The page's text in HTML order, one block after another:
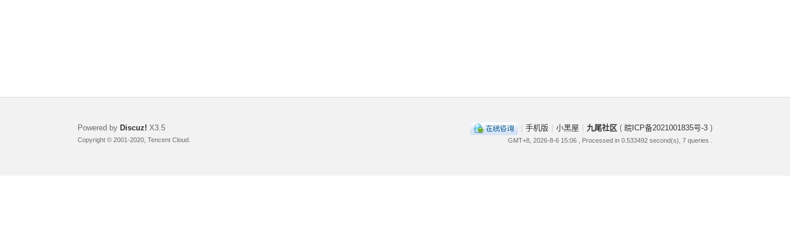
手机版 小黑屋 九尾社区 ( 皖ICP备2021001835号-3 )
GMT+8, 2026-8-6 15:06 , Processed in 0.533492 second(s), 7 queries .
Powered by Discuz! X3.5
Copyright © 2001-2020, Tencent Cloud.